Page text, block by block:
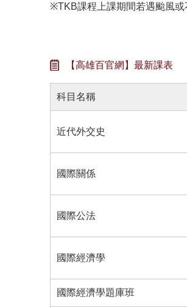
※TKB課程上課期間若遇颱風或
【高雄百官網】最新課表
科目名稱
近代外交史
國際關係
國際公法
國際經濟學
國際經濟學題庫班